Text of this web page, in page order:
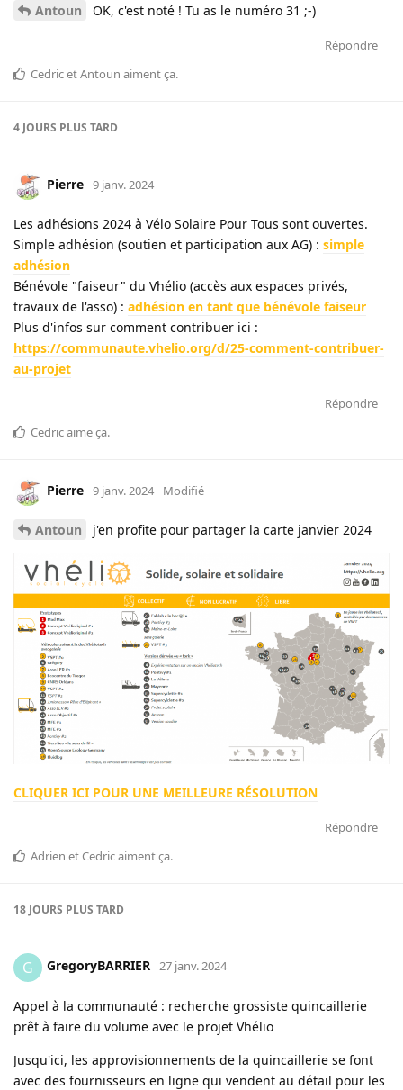
Antoun OK, c'est noté ! Tu as le numéro 31 ;-)
Répondre
CedricetAntoun aiment ça.
4 JOURS PLUS TARD
Pierre 9 janv. 2024
Les adhésions 2024 à Vélo Solaire Pour Tous sont ouvertes.
Simple adhésion (soutien et participation aux AG) : simple
adhésion
Bénévole "faiseur" du Vhélio (accès aux espaces privés,
travaux de l'asso) : adhésion en tant que bénévole faiseur
Plus d'infos sur comment contribuer ici :
https://communaute.vhelio.org/d/25-comment-contribuer-
au-projet
Répondre
Cedricaime ça.
Pierre 9 janv. 2024 Modifié
Antoun j'en profite pour partager la carte janvier 2024
CLIQUER ICI POUR UNE MEILLEURE RÉSOLUTION
Répondre
Adrien et Cedricaiment ça.
18 JOURS PLUS TARD
G GregoryBARRIER 27 janv. 2024
Appel à la communauté : recherche grossiste quincaillerie
prêt à faire du volume avec le projet Vhélio
Jusqu'ici, les approvisionnements de la quincaillerie se font
avec des fournisseurs en ligne qui vendent au détail pour les